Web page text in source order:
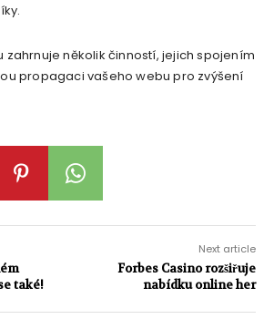
několik činností, jejich spojením
propagaci vašeho webu pro zvýšení
také!
Next article
Forbes Casino rozšiřuje
nabídku online her